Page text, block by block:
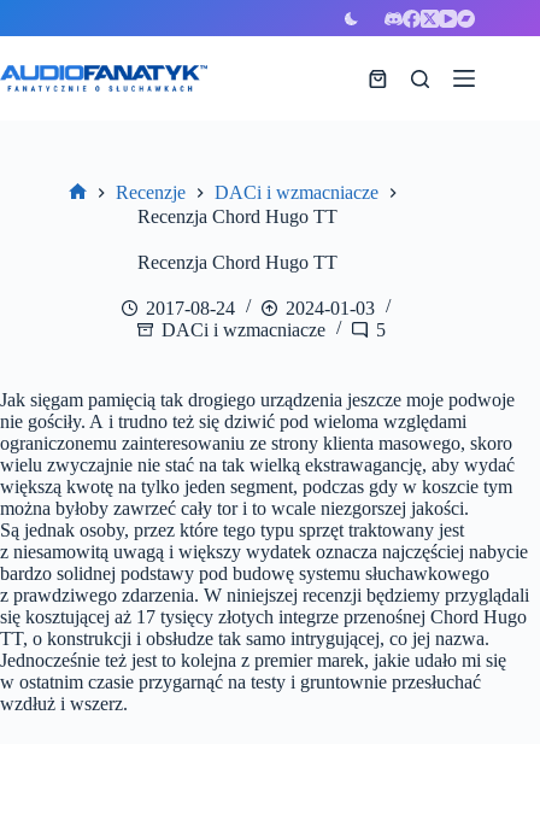
Koszyk
Recenzje
DACi i wzmacniacze
Recenzja Chord Hugo TT
Recenzja Chord Hugo TT
2017-08-24
2024-01-03
DACi i wzmacniacze
5
Jak sięgam pamięcią tak drogiego urządzenia jeszcze moje podwoje
nie gościły. A i trudno też się dziwić pod wieloma względami
ograniczonemu zainteresowaniu ze strony klienta masowego, skoro
wielu zwyczajnie nie stać na tak wielką ekstrawagancję, aby wydać
większą kwotę na tylko jeden segment, podczas gdy w koszcie tym
można byłoby zawrzeć cały tor i to wcale niezgorszej jakości.
Są jednak osoby, przez które tego typu sprzęt traktowany jest
z niesamowitą uwagą i większy wydatek oznacza najczęściej nabycie
bardzo solidnej podstawy pod budowę systemu słuchawkowego
z prawdziwego zdarzenia. W niniejszej recenzji będziemy przyglądali
się kosztującej aż 17 tysięcy złotych integrze przenośnej Chord Hugo
TT, o konstrukcji i obsłudze tak samo intrygującej, co jej nazwa.
Jednocześnie też jest to kolejna z premier marek, jakie udało mi się
w ostatnim czasie przygarnąć na testy i gruntownie przesłuchać
wzdłuż i wszerz.